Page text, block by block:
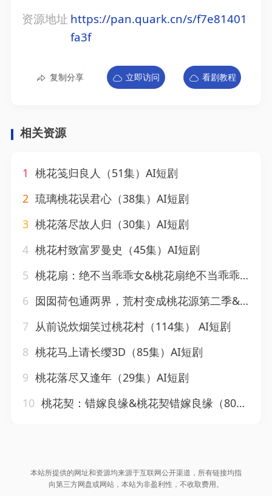
资源地址 https://pan.quark.cn/s/f7e81401
fa3f
复制分享 立即访问 看剧教程
相关资源
1 桃花笺归良人（51集）AI短剧
2 琉璃桃花误君心（38集）AI短剧
3 桃花落尽故人归（30集）AI短剧
4 桃花村致富罗曼史（45集）AI短剧
5 桃花扇：绝不当乖乖女&桃花扇绝不当乖乖女（66集）AI短剧
6 囡囡荷包通两界，荒村变成桃花源第二季&囡囡荷包通两界荒村变成桃花源第二季（21集）AI短剧
7 从前说炊烟笑过桃花村（114集） AI短剧
8 桃花马上请长缨3D（85集）AI短剧
9 桃花落尽又逢年（29集）AI短剧
10 桃花契：错嫁良缘&桃花契错嫁良缘（80集）AI短剧
本站所提供的网址和资源均来源于互联网公开渠道，所有链接均指
向第三方网盘或网站，本站为非盈利性，不收取费用。